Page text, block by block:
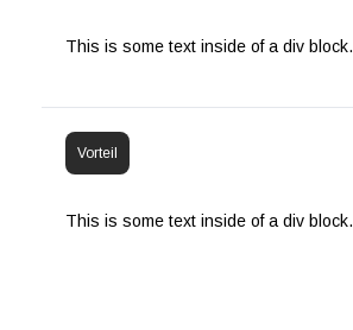
This is some text inside of a div block.
Vorteil
This is some text inside of a div block.